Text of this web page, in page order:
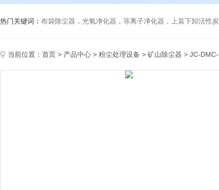
热门关键词： 布袋除尘器，光氧净化器，等离子净化器，上装下卸活性炭吸附箱，打磨除尘
当前位置： 首页 > 产品中心 > 粉尘处理设备 > 矿山除尘器 > JC-